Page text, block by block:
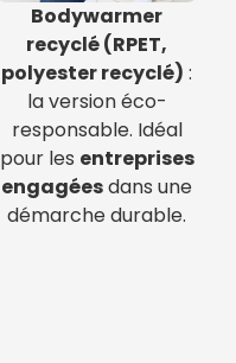
Bodywarmer
recyclé (RPET,
polyester recyclé) :
la version éco-
responsable. Idéal
pour les entreprises
engagéesdans une
démarche durable.